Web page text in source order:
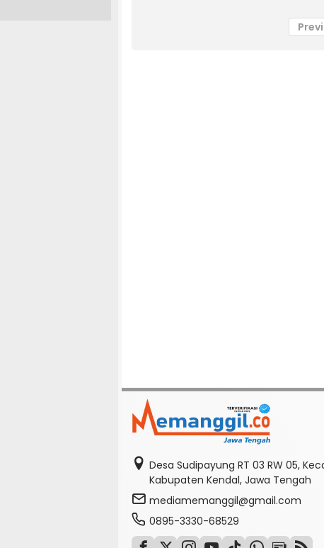
Desa Sudipayung RT 03 RW 05,
Kabupaten Kendal, Jawa Tengah
mediamemanggil@gmail.com
0895-3330-68529